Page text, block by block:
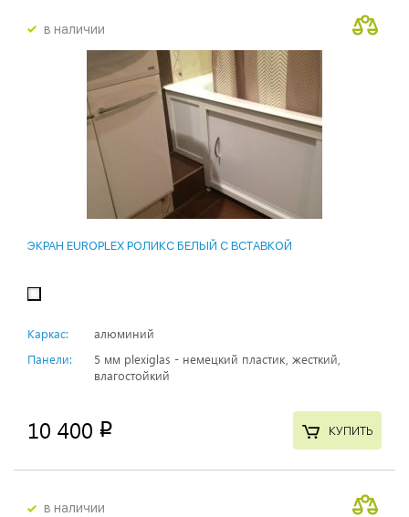
в наличии
ЭКРАН EUROPLEX РОЛИКС БЕЛЫЙ С ВСТАВКОЙ
Каркас:
алюминий
Панели:
5 мм plexiglas - немецкий пластик, жесткий,
влагостойкий
10 400 p КУПИТЬ
в наличии